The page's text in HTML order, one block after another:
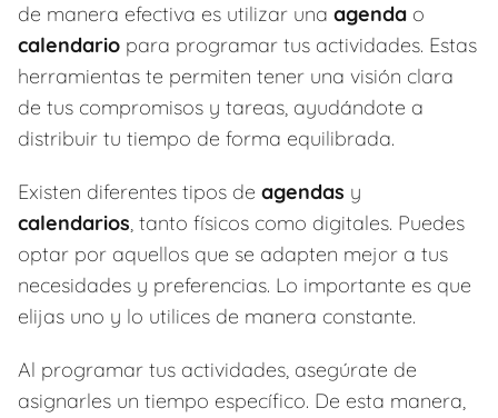
de manera efectiva es utilizar una agenda o
calendario para programar tus actividades. Estas
herramientas te permiten tener una visión clara
de tus compromisos y tareas, ayudándote a
distribuir tu tiempo de forma equilibrada.
Existen diferentes tipos de agendas y
calendarios, tanto físicos como digitales. Puedes
optar por aquellos que se adapten mejor a tus
necesidades y preferencias. Lo importante es que
elijas uno y lo utilices de manera constante.
Al programar tus actividades, asegúrate de
asignarles un tiempo específico. De esta manera,